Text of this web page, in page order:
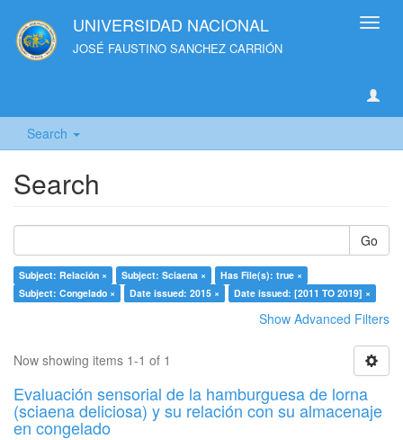
UNIVERSIDAD NACIONAL
JOSÉ FAUSTINO SANCHEZ CARRIÓN
Search
Search
Go
Subject: Relación × Subject: Sciaena ×
Has File(s): true ×
Subject: Congelado ×
Date issued: 2015 × Date issued: [2011 TO 2019] ×
Show Advanced Filters
Now showing items 1-1 of 1
Evaluación sensorial de la hamburguesa de lorna
(sciaena deliciosa) y su relación con su almacenaje
en congelado